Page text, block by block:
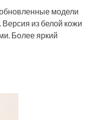
модели
Версия из белой кожи
Более яркий